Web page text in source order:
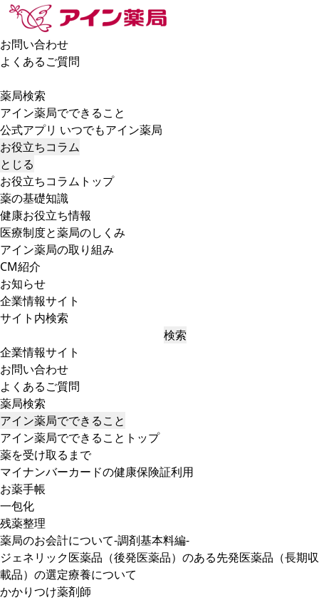
お問い合わせ
よくあるご質問
薬局検索
アイン薬局でできること
公式アプリ いつでもアイン薬局
お役立ちコラム
とじる
お役立ちコラムトップ
薬の基礎知識
健康お役立ち情報
医療制度と薬局のしくみ
アイン薬局の取り組み
CM紹介
お知らせ
企業情報サイト
サイト内検索
検索
企業情報サイト
お問い合わせ
よくあるご質問
薬局検索
アイン薬局でできること
アイン薬局でできることトップ
薬を受け取るまで
マイナンバーカードの健康保険証利用
お薬手帳
一包化
残薬整理
薬局のお会計について-調剤基本料編-
ジェネリック医薬品（後発医薬品）のある先発医薬品（長期収
載品）の選定療養について
かかりつけ薬剤師